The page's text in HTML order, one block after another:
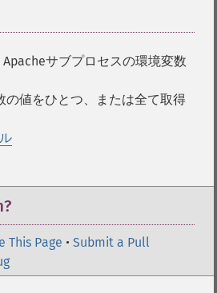
Apacheサブプロセスの環境変数
の値をひとつ、または全て取得
This Page • Submit a Pull